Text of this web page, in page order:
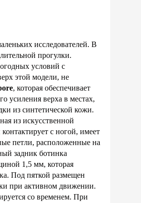
исследователей. В
прогулки.
условий с
этой модели, не
, которая обеспечивает
усиления верха в местах,
из синтетической кожи.
из искусственной
с ногой, имеет
петли, расположенные на
задник ботинка
1,5 мм, которая
Под пяткой размещен
при активном движении.
со временем. При